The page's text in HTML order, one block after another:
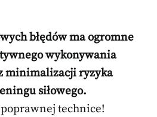
błędów ma ogromne
wykonywania
minimalizacji ryzyka
siłowego.
technice!